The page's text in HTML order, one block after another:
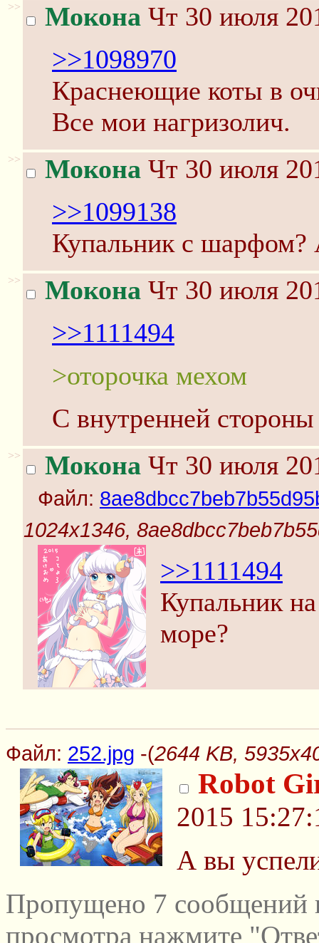
>> Мокона Чт 30 июля
>>1098970
Краснеющие коты в
Все мои нагризолич.
>> Мокона Чт 30 июля
>>1099138
Купальник с шарфом?
>> Мокона Чт 30 июля
>>1111494
>оторочка мехом
С внутренней стороны
>> Мокона Чт 30 июля
Файл:
1024x1346,
>>1111494
Купальник
море?
Файл: 252.jpg -(2644 KB,
Robot
2015
А вы
Пропущено 7 сообщений
просмотра нажмите